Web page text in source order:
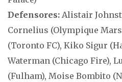
Defensores: Alistair
Cornelius (Olympique
(Toronto FC), Kiko Sigur
Waterman (Chicago Fire),
(Fulham), Moise Bombito